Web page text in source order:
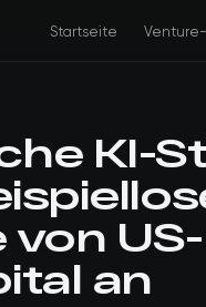
Startseite
KI-
von US-
an